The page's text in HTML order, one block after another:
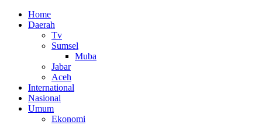
Home
Daerah
Tv
Sumsel
Muba
Jabar
Aceh
International
Nasional
Umum
Ekonomi